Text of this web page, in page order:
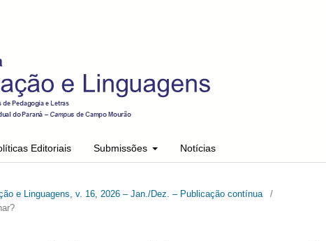
Editoriais Submissões Notícias
e Linguagens, v. 16, 2026 – Jan./Dez. – Publicação contínua
/